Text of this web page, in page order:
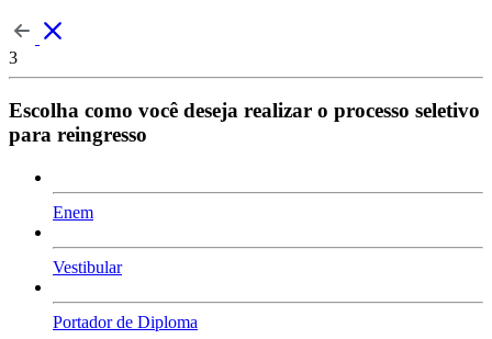
3
Escolha como você deseja realizar o processo seletivo
para reingresso
Enem
Vestibular
Portador de Diploma